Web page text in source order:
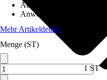
Ausführung
Anwendungsbereich
Mehr Artikeldetails
Menge (ST)
1 ST